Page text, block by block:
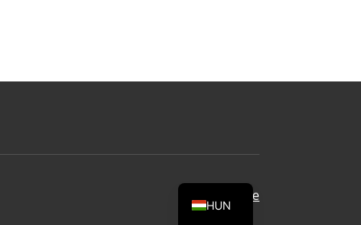
Oldal tetejére
HUN